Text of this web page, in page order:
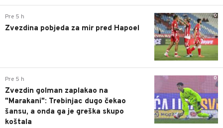
0
Pre 5 h
Zvezdina pobjeda za mir pred Hapoel
0
Pre 5 h
Zvezdin golman zaplakao na
"Marakani": Trebinjac dugo čekao
šansu, a onda ga je greška skupo
koštala